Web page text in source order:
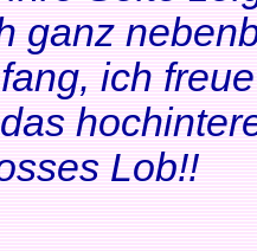
ganz
ich
Lob!!